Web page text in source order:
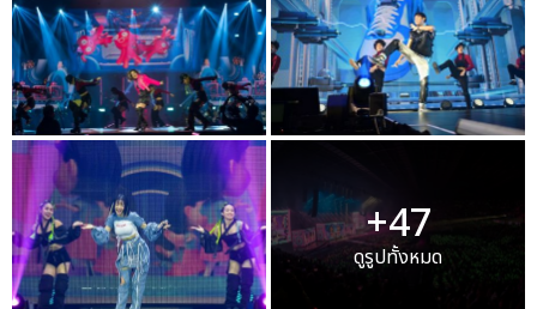
+47
ดูรูปทั้งหมด